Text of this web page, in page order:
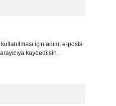
için adım, e-posta
kaydedilsin.